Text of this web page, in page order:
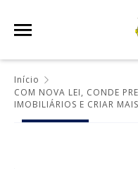
Início
COM NOVA LEI, CONDE
IMOBILIÁRIOS E CRIAR